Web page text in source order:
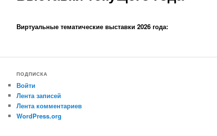
Виртуальные тематические выставки 2026 года:
ПОДПИСКА
Войти
Лента записей
Лента комментариев
WordPress.org